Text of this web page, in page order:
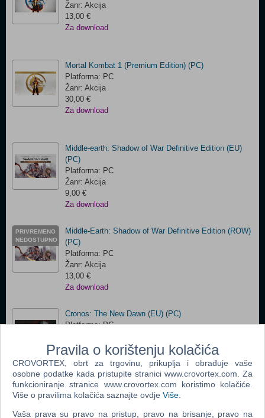
Žanr: Akcija
13,00 €
Za download
Mortal Kombat 1 (Premium Edition) (PC)
Platforma: PC
Žanr: Akcija
30,00 €
Za download
Middle-earth: Shadow of War Definitive Edition (EU)
(PC)
Platforma: PC
Žanr: Akcija
9,00 €
Za download
PRIVREMENO
NEDOSTUPNO
Middle-Earth: Shadow of War Definitive Edition (ROW)
(PC)
Platforma: PC
Žanr: Akcija
13,00 €
Za download
Cronos: The New Dawn (EU) (PC)
Platforma: PC
36,00 €
Za download
Lords of the Fallen (PC)
Pravila o korištenju kolačića
CROVORTEX, obrt za trgovinu, prikuplja i obrađuje vaše
osobne podatke kada pristupite stranici www.crovortex.com. Za
funkcioniranje stranice www.crovortex.com koristimo kolačiće.
Više o pravilima kolačića saznajte ovdje Više
Vaša prava su pravo na pristup, pravo na brisanje, pravo na